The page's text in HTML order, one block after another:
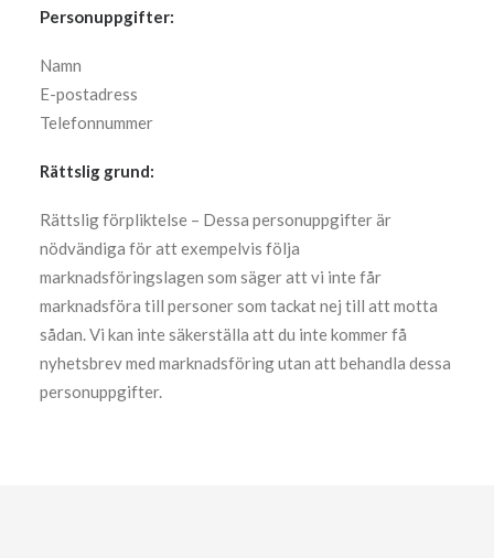
Personuppgifter:
Namn
E-postadress
Telefonnummer
Rättslig grund:
Rättslig förpliktelse – Dessa personuppgifter är
nödvändiga för att exempelvis följa
marknadsföringslagen som säger att vi inte får
marknadsföra till personer som tackat nej till att motta
sådan. Vi kan inte säkerställa att du inte kommer få
nyhetsbrev med marknadsföring utan att behandla dessa
personuppgifter.